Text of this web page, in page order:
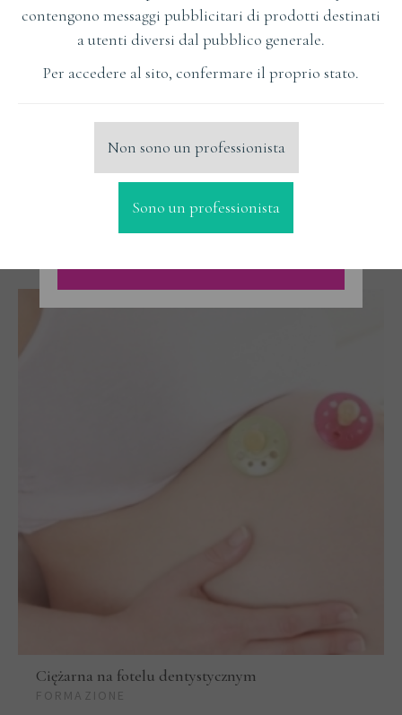
VEDI I MIEI CORSI
VEDI I MIEI ARTICOLI
Ciężarna na fotelu dentystycznym
FORMAZIONE
contengono messaggi pubblicitari di prodotti destinati
a utenti diversi dal pubblico generale.
Per accedere al sito, confermare il proprio stato.
Non sono un professionista
Sono un professionista